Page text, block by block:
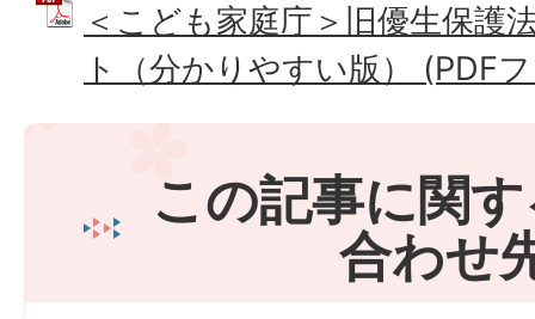
＜こども家庭庁＞旧優生保護
ト（分かりやすい版） (PDF
この記事に関
合わせ